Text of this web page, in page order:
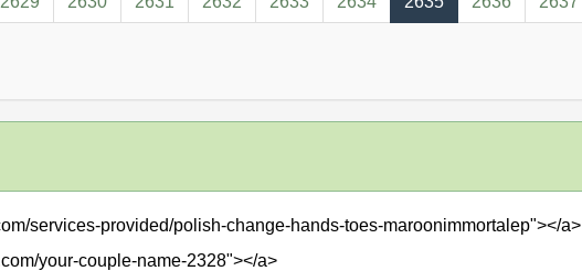
services-provided/polish-change-hands-toes-maroonimmortalep"></a>
your-couple-name-2328"></a>